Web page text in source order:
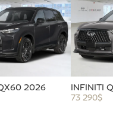
2026 INFINITI
73 290$